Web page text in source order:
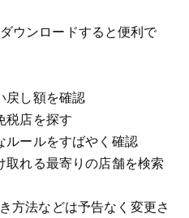
ウンロードすると便利で
戻し額を確認
税店を探す
ルールをすばやく確認
れる最寄りの店舗を検索
方法などは予告なく変更さ